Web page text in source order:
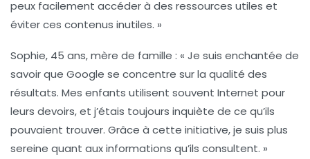
peux facilement accéder à des ressources utiles et
éviter ces contenus inutiles. »
Sophie, 45 ans, mère de famille : « Je suis enchantée de
savoir que Google se concentre sur la qualité des
résultats. Mes enfants utilisent souvent Internet pour
leurs devoirs, et j’étais toujours inquiète de ce qu’ils
pouvaient trouver. Grâce à cette initiative, je suis plus
sereine quant aux informations qu’ils consultent. »